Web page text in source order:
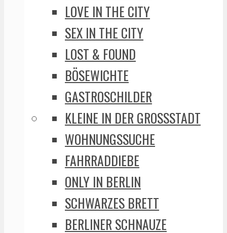
LOVE IN THE CITY
SEX IN THE CITY
LOST & FOUND
BÖSEWICHTE
GASTROSCHILDER
KLEINE IN DER GROSSSTADT
WOHNUNGSSUCHE
FAHRRADDIEBE
ONLY IN BERLIN
SCHWARZES BRETT
BERLINER SCHNAUZE